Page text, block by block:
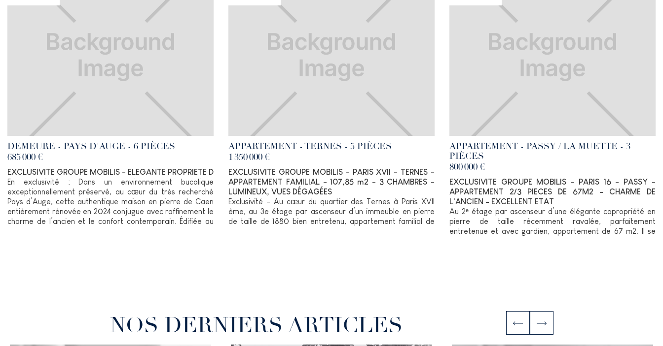
DEMEURE - PAYS D'AUGE - 6 PIÈCES
685 000 €
EXCLUSIVITE GROUPE MOBILIS - ELEGANTE PROPRIETE DE CARACTERE AU COEUR DU PAYS D'AUGE
En exclusivité : Dans un environnement bucolique
exceptionnellement préservé, au cœur du très recherché
Pays d’Auge, cette authentique maison en pierre de Caen
entièrement rénovée en 2024 conjugue avec raffinement le
charme de l’ancien et le confort contemporain. Édifiée au
Le rez-de-chaussée propose une cuisine familiale
indépendante entièrement aménagée et équipée,
APPARTEMENT - TERNES - 5 PIÈCES
1 350 000 €
EXCLUSIVITE GROUPE MOBILIS - PARIS XVII - TERNES -
APPARTEMENT FAMILIAL - 107,85 m2 - 3 CHAMBRES -
LUMINEUX, VUES DÉGAGÉES
Exclusivité - Au cœur du quartier des Ternes à Paris XVII
ème, au 3e étage par ascenseur d’un immeuble en pierre
de taille de 1880 bien entretenu, appartement familial de
APPARTEMENT - PASSY / LA MUETTE - 3
PIÈCES
800 000 €
EXCLUSIVITE GROUPE MOBILIS - PARIS 16 - PASSY -
APPARTEMENT 2/3 PIECES DE 67M2 - CHARME DE
L'ANCIEN - EXCELLENT ETAT
Au 2ᵉ étage par ascenseur d’une élégante copropriété en
pierre de taille récemment ravalée, parfaitement
entretenue et avec gardien, appartement de 67 m2. Il se
caractère : belle hauteur sous plafond, cheminées, parquet
NOS DERNIERS ARTICLES